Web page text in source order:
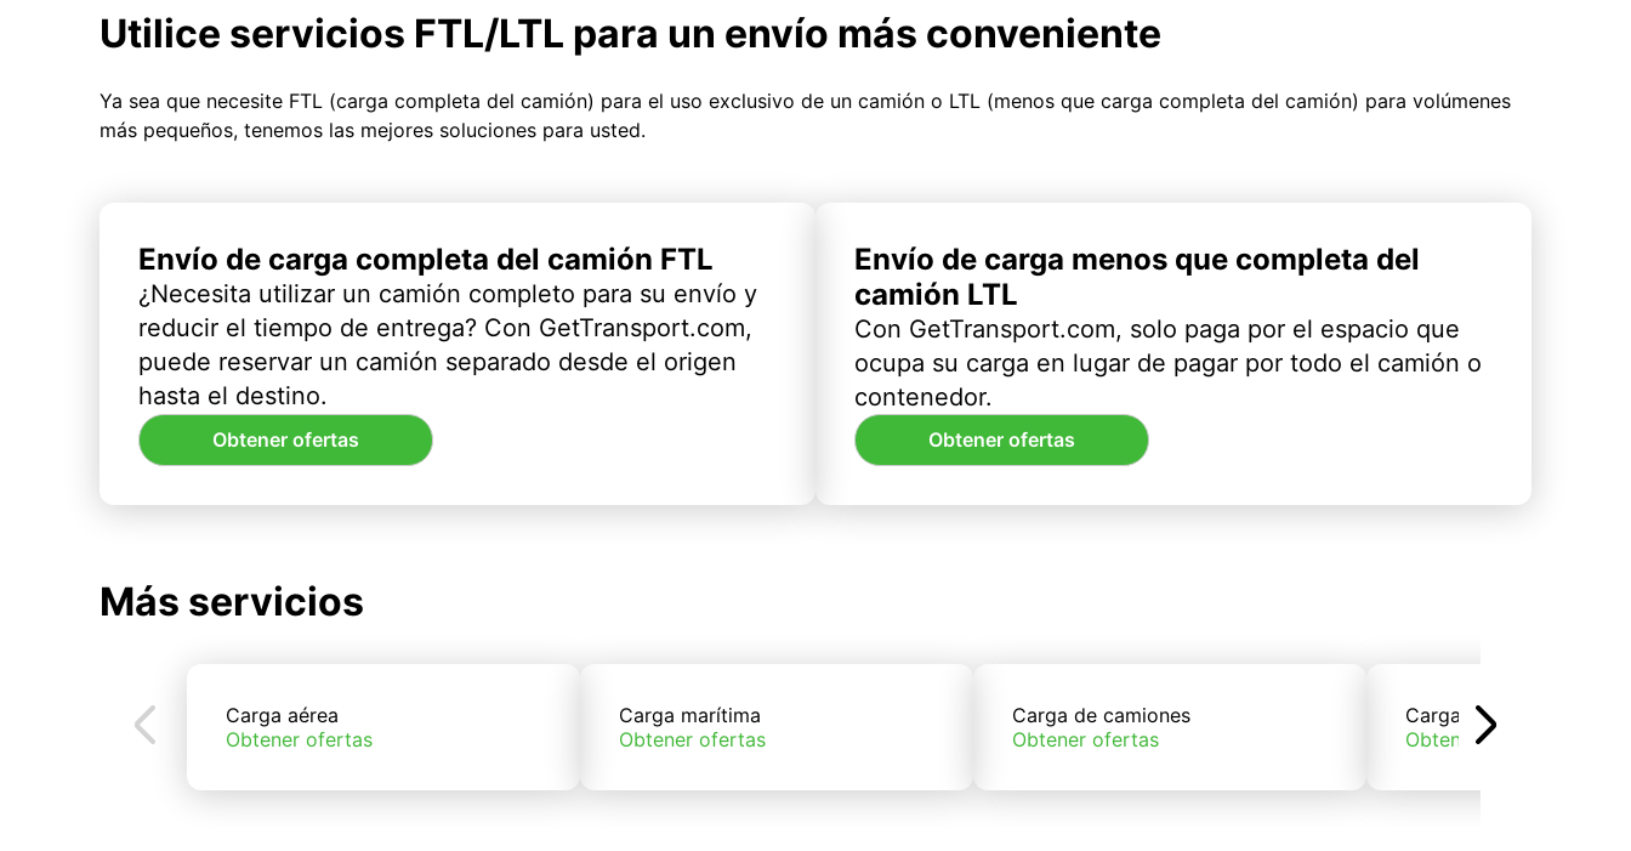
Utilice servicios FTL/LTL para un envío más conveniente
Ya sea que necesite FTL (carga completa del camión) para el uso exclusivo de un camión o LTL (menos que carga completa del camión) para volúmenes
más pequeños, tenemos las mejores soluciones para usted.
Envío de carga completa del camión FTL
¿Necesita utilizar un camión completo para su envío y
reducir el tiempo de entrega? Con GetTransport.com,
puede reservar un camión separado desde el origen
hasta el destino.
Obtener ofertas
Envío de carga menos que completa del
camión LTL
Con GetTransport.com, solo paga por el espacio que
ocupa su carga en lugar de pagar por todo el camión o
contenedor.
Obtener ofertas
Más servicios
Carga aérea
Obtener ofertas
Carga marítima
Obtener ofertas
Carga de camiones
Obtener ofertas
Carga de trenes
Obtener ofertas